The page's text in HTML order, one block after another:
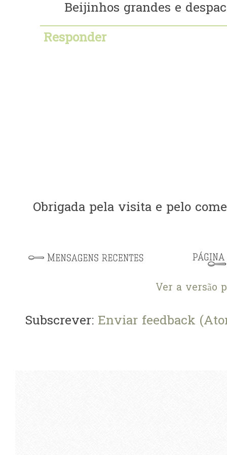
Beijinhos grandes e
Responder
Obrigada pela visita e pelo
Ver a versão
Subscrever: Enviar feedback